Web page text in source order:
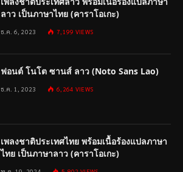
ลาว เป็นภาษาไทย (คาราโอเกะ)
ธ.ค. 6, 2023 7,199 VIEWS
ฟอนต์ โนโต ซานส์ ลาว (Noto Sans Lao)
ธ.ค. 1, 2023 6,264 VIEWS
เพลงชาติประเทศไทย พร้อมเนื้อร้องแปลภาษา
ไทย เป็นภาษาลาว (คาราโอเกะ)